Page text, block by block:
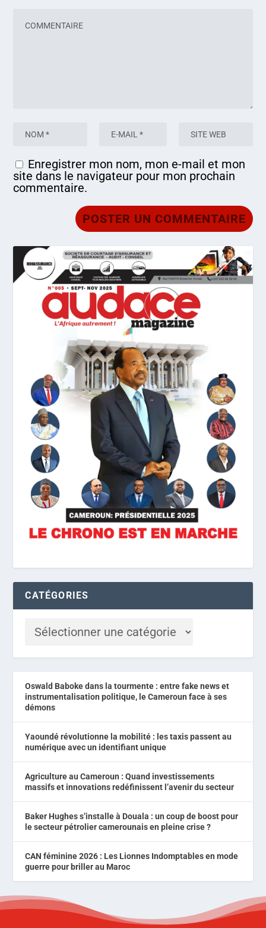
Enregistrer mon nom, mon e-mail et mon
site dans le navigateur pour mon prochain
commentaire.
CATÉGORIES
Oswald Baboke dans la tourmente : entre fake news et
instrumentalisation politique, le Cameroun face à ses
démons
Yaoundé révolutionne la mobilité : les taxis passent au
numérique avec un identifiant unique
Agriculture au Cameroun : Quand investissements
massifs et innovations redéfinissent l’avenir du secteur
Baker Hughes s’installe à Douala : un coup de boost pour
le secteur pétrolier camerounais en pleine crise ?
CAN féminine 2026 : Les Lionnes Indomptables en mode
guerre pour briller au Maroc